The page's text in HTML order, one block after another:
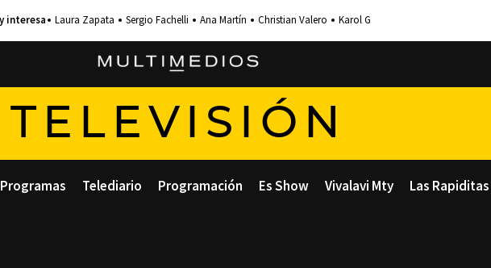
Laura Zapata Sergio Fachelli Ana Martín Christian Valero Karol G
TELEVISIÓN
Programas Telediario Programación Es Show Vivalavi Mty Las Rapiditas